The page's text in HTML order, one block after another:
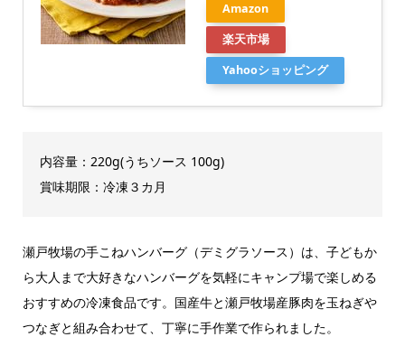
Amazon
楽天市場
Yahooショッピング
内容量：220g(うちソース 100g)
賞味期限：冷凍３カ月
瀬戸牧場の手こねハンバーグ（デミグラソース）は、子どもか
ら大人まで大好きなハンバーグを気軽にキャンプ場で楽しめる
おすすめの冷凍食品です。国産牛と瀬戸牧場産豚肉を玉ねぎや
つなぎと組み合わせて、丁寧に手作業で作られました。